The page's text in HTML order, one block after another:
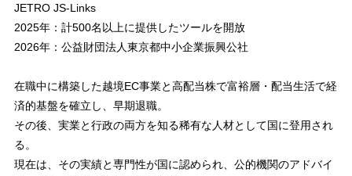
JETRO JS-Links
2025年：計500名以上に提供したツールを開放
2026年：公益財団法人東京都中小企業振興公社
在職中に構築した越境EC事業と高配当株で富裕層・配当生活で経
済的基盤を確立し、早期退職。
その後、実業と行政の両方を知る稀有な人材として国に登用され
る。
現在は、その実績と専門性が国に認められ、公的機関のアドバイ